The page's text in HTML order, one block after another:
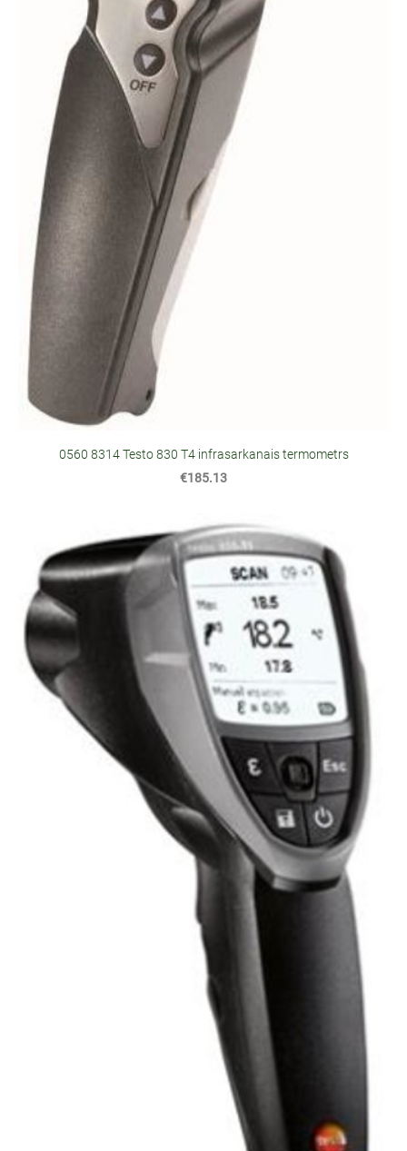
0560 8314 Testo 830 T4 infrasarkanais termometrs
€185.13